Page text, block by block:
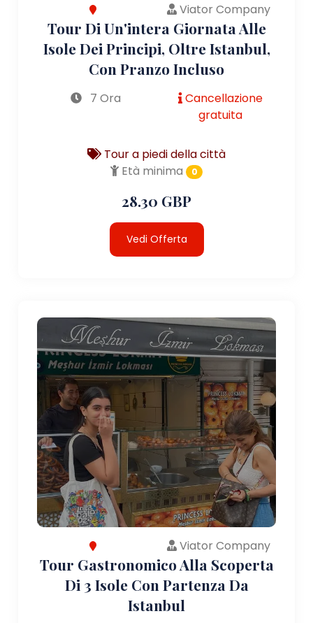
Viator Company
Tour Di Un'intera Giornata Alle
Isole Dei Principi, Oltre Istanbul,
Con Pranzo Incluso
7 Ora
Cancellazione
gratuita
Tour a piedi della città
Età minima
0
28.30 GBP
Vedi Offerta
Viator Company
Tour Gastronomico Alla Scoperta
Di 3 Isole Con Partenza Da
Istanbul